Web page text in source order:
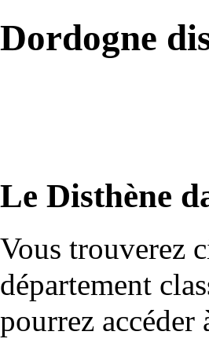
Dordogne
Le Disthène
Vous trouverez
département
pourrez